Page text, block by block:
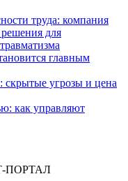
труда: компания
для
главным
скрытые угрозы и цена
как управляют
ПОРТАЛ